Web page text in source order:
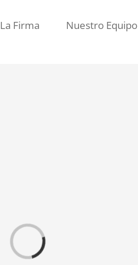
La Firma Nuestro Equipo
Loading...